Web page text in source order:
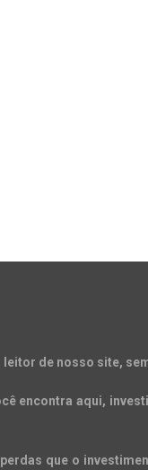
de nosso site,
encontra aqui,
que o